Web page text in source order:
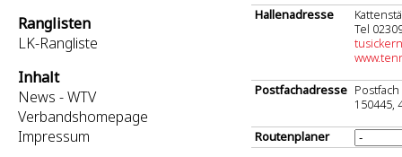
Ranglisten
LK-Rangliste
Inhalt
News - WTV
Verbandshomepage
Impressum
Hallenadresse
Tel
Postfachadresse
150445,
Routenplaner